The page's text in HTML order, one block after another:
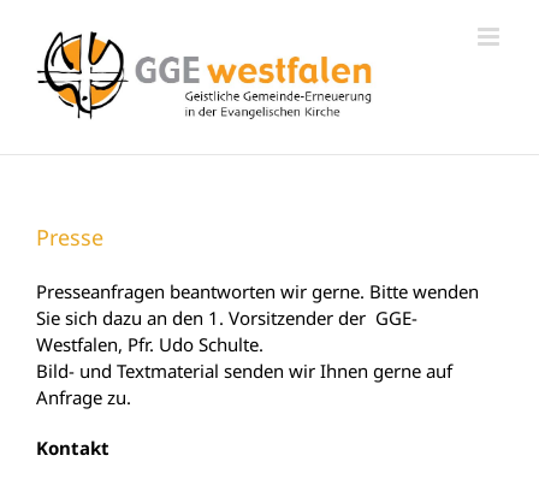
springen
Presse
Presseanfragen beantworten wir gerne. Bitte wenden
Sie sich dazu an den 1. Vorsitzender der GGE-
Westfalen, Pfr. Udo Schulte.
Bild- und Textmaterial senden wir Ihnen gerne auf
Anfrage zu.
Kontakt